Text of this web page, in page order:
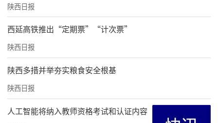
陕西日报
西延高铁推出“定期票”“计次票”
陕西日报
陕西多措并举夯实粮食安全根基
陕西日报
人工智能将纳入教师资格考试和认证内容